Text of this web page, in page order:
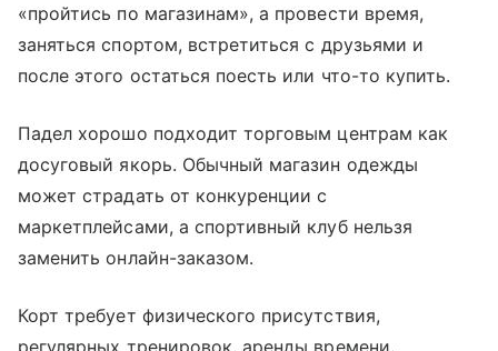
«пройтись по магазинам», а провести время,
заняться спортом, встретиться с друзьями и
после этого остаться поесть или что-то купить.
Падел хорошо подходит торговым центрам как
досуговый якорь. Обычный магазин одежды
может страдать от конкуренции с
маркетплейсами, а спортивный клуб нельзя
заменить онлайн-заказом.
Корт требует физического присутствия,
регулярных тренировок, аренды времени,